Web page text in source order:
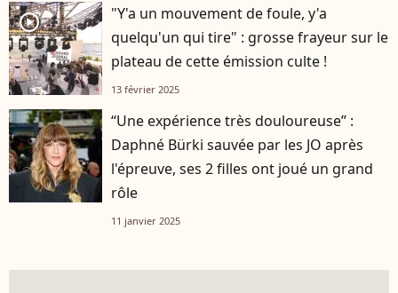
player2
"Y'a un mouvement de foule, y'a
quelqu'un qui tire" : grosse frayeur sur le
plateau de cette émission culte !
13 février 2025
“Une expérience très douloureuse” :
Daphné Bürki sauvée par les JO après
l'épreuve, ses 2 filles ont joué un grand
rôle
11 janvier 2025